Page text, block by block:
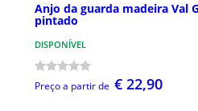
Anjo da guarda madeira Val
pintado
DISPONÍVEL
Preço a partir de € 22,90